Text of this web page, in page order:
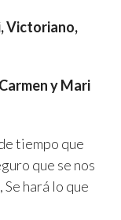
Victoriano,
y Mari
tiempo que
que se nos
hará lo que